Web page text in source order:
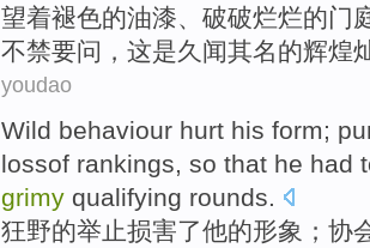
望着褪色的油漆、 破破烂烂的门
不禁要问， 这是久 闻其名的辉煌
youdao
Wild behaviour hurt his form;
lossof rankings, so that he had
grimy qualifying rounds.
狂野的举止损害了他的形象；协